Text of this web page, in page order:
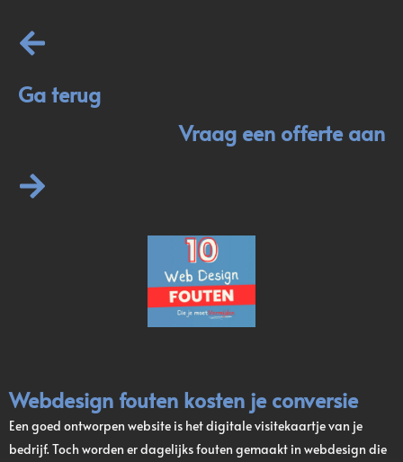
Ga terug
Vraag een offerte aan
Webdesign fouten kosten je conversie
Een goed ontworpen website is het digitale visitekaartje van je
bedrijf. Toch worden er dagelijks fouten gemaakt in webdesign die